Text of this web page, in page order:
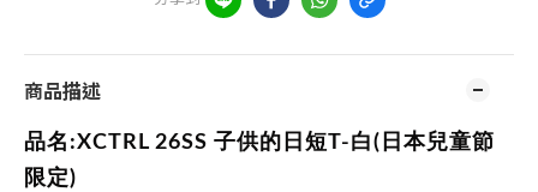
商品描述
品名:XCTRL 26SS 子供的日短T-白(日本兒童節
限定)